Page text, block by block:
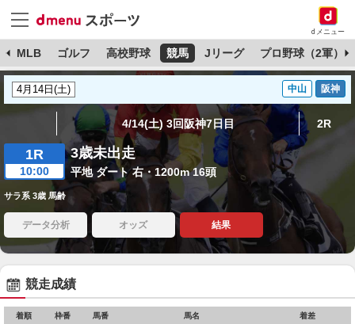
dメニュー
MLB ゴルフ 高校野球 競馬 Jリーグ プロ野球（2軍）
中山 阪神
4/14(土) 3回阪神7日目 2R
1R
10:00
3歳未出走
平地 ダート 右・1200m 16頭
サラ系 3歳 馬齢
データ分析 オッズ 結果
競走成績
着順 枠番 馬番 馬名 着差